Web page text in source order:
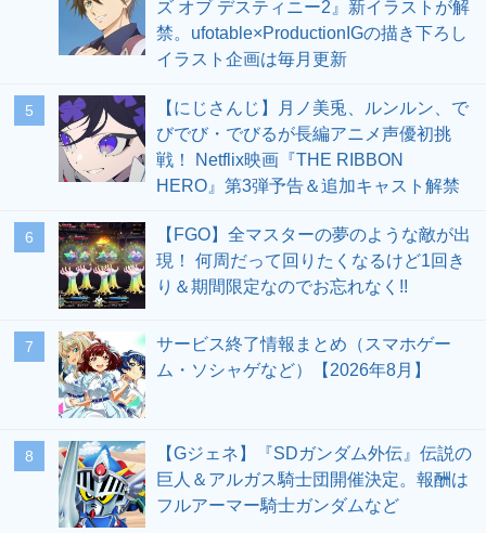
ズ オブ デスティニー2』新イラストが解
禁。ufotable×ProductionIGの描き下ろし
イラスト企画は毎月更新
5
【にじさんじ】月ノ美兎、ルンルン、で
びでび・でびるが長編アニメ声優初挑
戦！ Netflix映画『THE RIBBON
HERO』第3弾予告＆追加キャスト解禁
6
【FGO】全マスターの夢のような敵が出
現！ 何周だって回りたくなるけど1回き
り＆期間限定なのでお忘れなく!!
7
サービス終了情報まとめ（スマホゲー
ム・ソシャゲなど）【2026年8月】
8
【Gジェネ】『SDガンダム外伝』伝説の
巨人＆アルガス騎士団開催決定。報酬は
フルアーマー騎士ガンダムなど